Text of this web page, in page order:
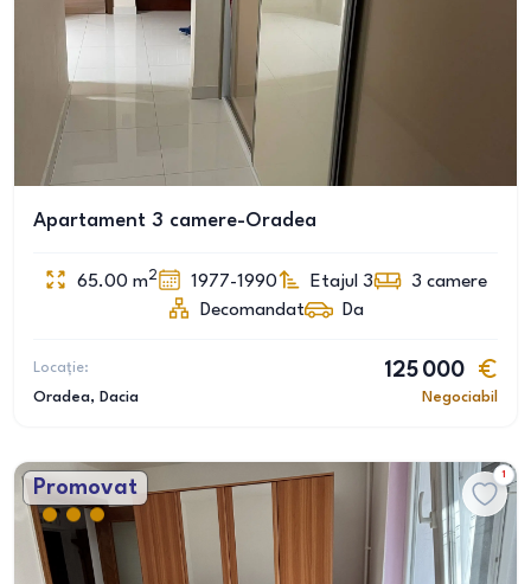
Apartament 3 camere-Oradea
65.00 m2 1977-1990 Etajul 3 3 camere
Decomandat
Da
Locație:
Oradea, Dacia
125 000
Negociabil
Promovat
1